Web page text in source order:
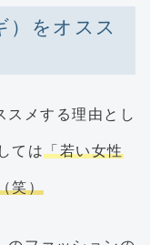
）をオスス
スメする理由とし
ては「若い女性
笑）